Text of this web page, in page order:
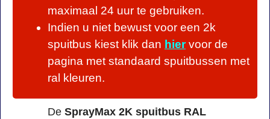
maximaal 24 uur te gebruiken.
Indien u niet bewust voor een 2k
spuitbus kiest klik dan hiervoor de
pagina met standaard spuitbussen met
ral kleuren.
De SprayMax 2K spuitbus RAL